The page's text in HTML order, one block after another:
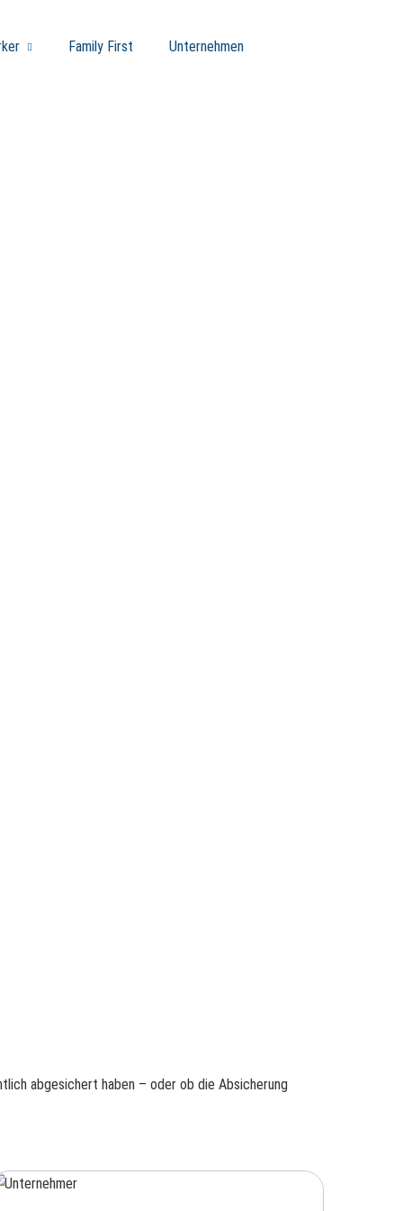
Family First Unternehmen
abgesichert haben – oder ob die Absicherung